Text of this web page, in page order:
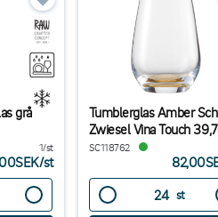
grå
1/st
/st
Tumblerglas Amber
Zwiesel Vina Touch
SC118762
st